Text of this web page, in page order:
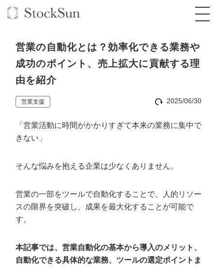
オーダーメイド支援
TOP
コンサルタント一覧
クレーム窓口
BPO支援
定額制Webマーケティング代行『マキトルく
ん』
定額制営業代行『カリトルくん』
営業改善特化の動画制作『動画でカリトルく
ん』
定額LINE運用代行『LINEマキトルくん』
オリジナルサービス
1本無料で記事を制作『SEOトライアル』
定額制LP制作・改善『最強LP』
料金表
オンラインサロン
動画編集
エンジニア
YouTubeディレクター
ミッション・ビジョン・バリュー
営業の自動化とは？効率化できる業務や
成功のポイント、売上拡大に貢献する理
由を紹介
営業支援 2025/06/30
「営業活動に時間がかかりすぎて本来の業務に集中で
きない」
そんな悩みを抱える企業は少なくありません。
営業の一部をツールで自動化することで、人的リソー
スの限界を突破し、成果を最大化することが可能で
す。
本記事では、営業自動化の基本から導入のメリット、
自動化できる具体的な業務、ツールの選定ポイントま